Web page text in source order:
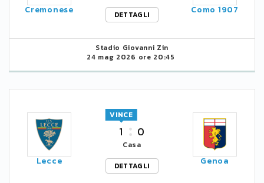
Cremonese
DETTAGLI
Como 1907
Stadio Giovanni Zin
24 mag 2026 ore 20:45
Lecce
1
VINCE
0
Casa
DETTAGLI
Genoa